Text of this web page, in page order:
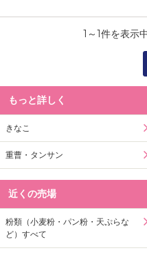
1 ～1件を表示
もっと詳しく
きなこ
重曹・タンサン
近くの売場
粉類（小麦粉・パン粉・天ぷらな
ど）すべて